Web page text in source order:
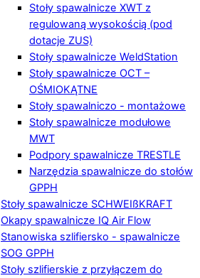
Stoły spawalnicze XWT z
regulowaną wysokością (pod
dotacje ZUS)
Stoły spawalnicze WeldStation
Stoły spawalnicze OCT –
OŚMIOKĄTNE
Stoły spawalniczo - montażowe
Stoły spawalnicze modułowe
MWT
Podpory spawalnicze TRESTLE
Narzędzia spawalnicze do stołów
GPPH
Stoły spawalnicze SCHWEIßKRAFT
Okapy spawalnicze IQ Air Flow
Stanowiska szlifiersko - spawalnicze
SOG GPPH
Stoły szlifierskie z przyłączem do